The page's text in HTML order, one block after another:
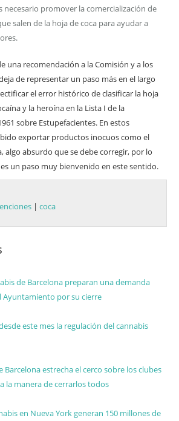
necesario promover la comercialización de
salen de la hoja de coca para ayudar a
una recomendación a la Comisión y a los
de representar un paso más en el largo
el error histórico de clasificar la hoja
y la heroína en la Lista I de la
sobre Estupefacientes. En estos
exportar productos inocuos como el
algo absurdo que se debe corregir, por lo
un paso muy bienvenido en este sentido.
| coca
de Barcelona preparan una demanda
Ayuntamiento por su cierre
este mes la regulación del cannabis
Barcelona estrecha el cerco sobre los clubes
la manera de cerrarlos todos
en Nueva York generan 150 millones de